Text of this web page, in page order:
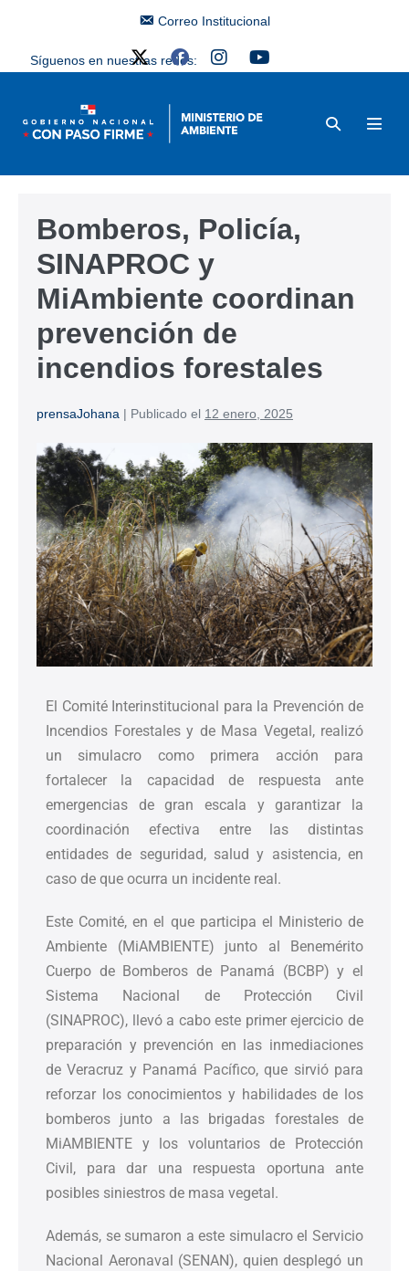
Correo Institucional
Síguenos en nuestras redes:
Bomberos, Policía,
SINAPROC y
MiAmbiente coordinan
prevención de
incendios forestales
prensaJohana | Publicado el 12 enero, 2025
El Comité Interinstitucional para la Prevención de
Incendios Forestales y de Masa Vegetal, realizó
un simulacro como primera acción para
fortalecer la capacidad de respuesta ante
emergencias de gran escala y garantizar la
coordinación efectiva entre las distintas
entidades de seguridad, salud y asistencia, en
caso de que ocurra un incidente real.
Este Comité, en el que participa el Ministerio de
Ambiente (MiAMBIENTE) junto al Benemérito
Cuerpo de Bomberos de Panamá (BCBP) y el
Sistema Nacional de Protección Civil
(SINAPROC), llevó a cabo este primer ejercicio de
preparación y prevención en las inmediaciones
de Veracruz y Panamá Pacífico, que sirvió para
reforzar los conocimientos y habilidades de los
bomberos junto a las brigadas forestales de
MiAMBIENTE y los voluntarios de Protección
Civil, para dar una respuesta oportuna ante
posibles siniestros de masa vegetal.
Además, se sumaron a este simulacro el Servicio
Nacional Aeronaval (SENAN), quien desplegó un